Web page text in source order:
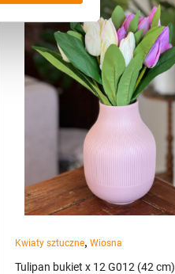
Kwiaty sztuczne, Wiosna
Tulipan bukiet x 12 G012 (42 cm)